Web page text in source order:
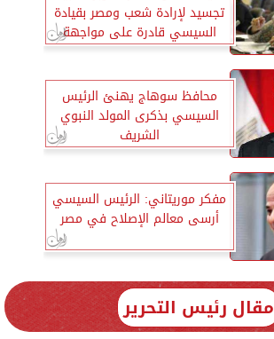
تجسيد لإرادة شعب ومصر بقيادة
السيسي قادرة على مواجهة
التحديات وبناء الجمهورية
محافظ سوهاج يهنئ الرئيس
السيسي بذكرى المولد النبوي
الشريف
مفكر موريتاني: الرئيس السيسي
أرسى معالم الإصلاح في مصر
مقال رئيس التحرير